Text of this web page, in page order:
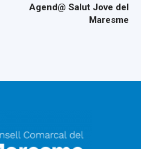
Agend@ Salut Jove del
Maresme